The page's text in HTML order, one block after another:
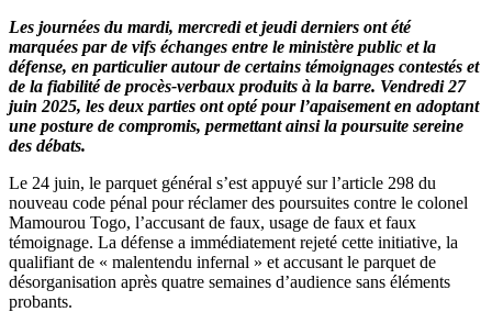
Les journées du mardi, mercredi et jeudi derniers ont été
marquées par de vifs échanges entre le ministère public et la
défense, en particulier autour de certains témoignages contestés et
de la fiabilité de procès-verbaux produits à la barre. Vendredi 27
juin 2025, les deux parties ont opté pour l’apaisement en adoptant
une posture de compromis, permettant ainsi la poursuite sereine
des débats.
Le 24 juin, le parquet général s’est appuyé sur l’article 298 du
nouveau code pénal pour réclamer des poursuites contre le colonel
Mamourou Togo, l’accusant de faux, usage de faux et faux
témoignage. La défense a immédiatement rejeté cette initiative, la
qualifiant de « malentendu infernal » et accusant le parquet de
désorganisation après quatre semaines d’audience sans éléments
probants.